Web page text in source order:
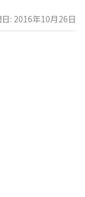
: 2016年10月26日